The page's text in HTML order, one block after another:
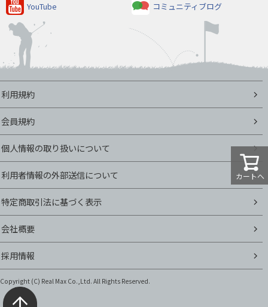
カートへ
YouTube コミュニティブログ
利用規約
会員規約
個人情報の取り扱いについて
利用者情報の外部送信について
特定商取引法に基づく表示
会社概要
採用情報
Copyright (C) Real Max Co.,Ltd. All Rights Reserved.